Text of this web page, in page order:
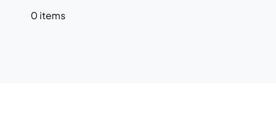
0 items